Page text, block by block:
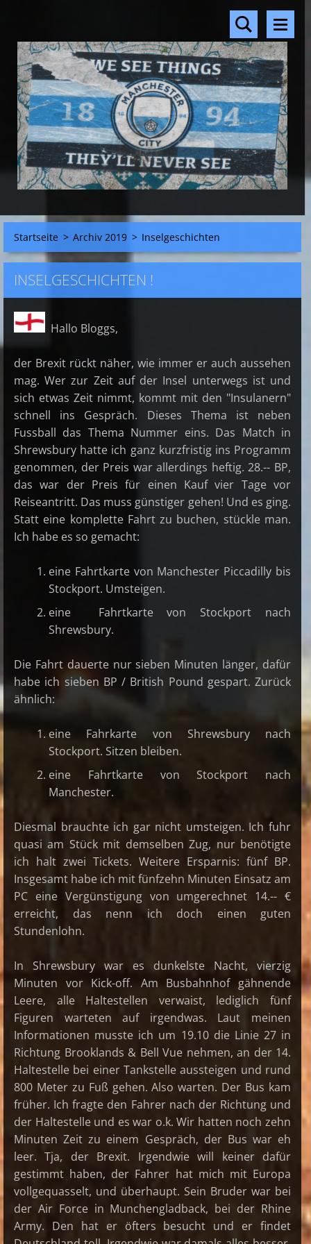
Startseite > Archiv 2019 > Inselgeschichten
INSELGESCHICHTEN !
Hallo Bloggs,
der Brexit rückt näher, wie immer er auch aussehen
mag. Wer zur Zeit auf der Insel unterwegs ist und
sich etwas Zeit nimmt, kommt mit den "Insulanern"
schnell ins Gespräch. Dieses Thema ist neben
Fussball das Thema Nummer eins. Das Match in
Shrewsbury hatte ich ganz kurzfristig ins Programm
genommen, der Preis war allerdings heftig. 28.-- BP,
das war der Preis für einen Kauf vier Tage vor
Reiseantritt. Das muss günstiger gehen! Und es ging.
Statt eine komplette Fahrt zu buchen, stückle man.
Ich habe es so gemacht:
eine Fahrtkarte von Manchester Piccadilly bis
Stockport. Umsteigen.
eine Fahrtkarte von Stockport nach
Shrewsbury.
Die Fahrt dauerte nur sieben Minuten länger, dafür
habe ich sieben BP / British Pound gespart. Zurück
ähnlich:
eine Fahrkarte von Shrewsbury nach
Stockport. Sitzen bleiben.
eine Fahrtkarte von Stockport nach
Manchester.
Diesmal brauchte ich gar nicht umsteigen. Ich fuhr
quasi am Stück mit demselben Zug, nur benötigte
ich halt zwei Tickets. Weitere Ersparnis: fünf BP.
Insgesamt habe ich mit fünfzehn Minuten Einsatz am
PC eine Vergünstigung von umgerechnet 14.-- €
erreicht, das nenn ich doch einen guten
Stundenlohn.
In Shrewsbury war es dunkelste Nacht, vierzig
Minuten vor Kick-off. Am Busbahnhof gähnende
Leere, alle Haltestellen verwaist, lediglich fünf
Figuren warteten auf irgendwas. Laut meinen
Informationen musste ich um 19.10 die Linie 27 in
Richtung Brooklands & Bell Vue nehmen, an der 14.
Haltestelle bei einer Tankstelle aussteigen und rund
800 Meter zu Fuß gehen. Also warten. Der Bus kam
früher. Ich fragte den Fahrer nach der Richtung und
der Haltestelle und es war o.k. Wir hatten noch zehn
Minuten Zeit zu einem Gespräch, der Bus war eh
leer. Tja, der Brexit. Irgendwie will keiner dafür
gestimmt haben, der Fahrer hat mich mit Europa
vollgequasselt, und überhaupt. Sein Bruder war bei
der Air Force in Munchengladback, bei der Rhine
Army. Den hat er öfters besucht und er findet